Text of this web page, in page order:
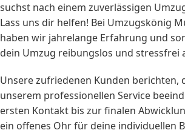
suchst nach einem zuverlässigen
Lass uns dir helfen! Bei Umzugskönig
haben wir jahrelange Erfahrung und
dein Umzug reibungslos und stressfrei
Unsere zufriedenen Kunden berichten,
unserem professionellen Service
ersten Kontakt bis zur finalen
ein offenes Ohr für deine individuellen